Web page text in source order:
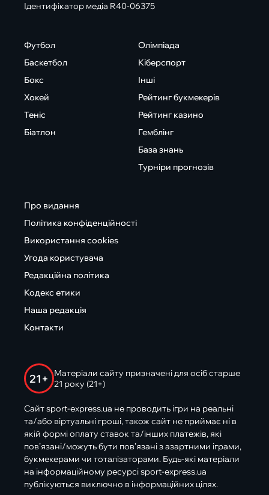
Ідентифікатор медіа R40-06375
Футбол
Баскетбол
Бокс
Хокей
Теніс
Біатлон
Олімпіада
Кіберспорт
Інші
Рейтинг букмекерів
Рейтинг казино
Гемблінг
База знань
Турніри прогнозів
Про видання
Політика конфіденційності
Використання cookies
Угода користувача
Редакційна політика
Кодекс етики
Наша редакція
Контакти
21+
Матеріали сайту призначені для осіб старше
21 року (21+)
Сайт sport-express.ua не проводить ігри на реальні
та/або віртуальні гроші, також сайт не приймає ні в
якій формі оплату ставок та/інших платежів, які
пов’язані/можуть бути пов’язані з азартними іграми,
букмекерами чи тоталізаторами. Будь-які матеріали
на інформаційному ресурсі sport-express.ua
публікуються виключно в інформаційних цілях.